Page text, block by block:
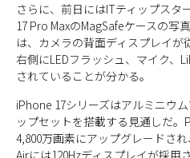
さらに、前日にはITティップスタ
17 Pro MaxのMagSafeケースの写
は、カメラの背面ディスプレイが
右側にLEDフラッシュ、マイク、
されていることが分かる。
iPhone 17シリーズはアルミニウ
ップセットを搭載する見通しだ。
4,800万画素にアップグレードさ
Airには120Hzディスプレイが採用